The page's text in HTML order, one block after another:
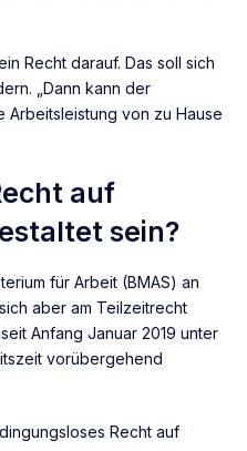
Recht darauf. Das soll sich
„Dann kann der
von zu Hause
auf
sein?
für Arbeit (BMAS) an
aber am Teilzeitrecht
Anfang Januar 2019 unter
vorübergehend
Recht auf